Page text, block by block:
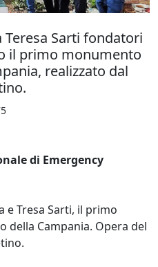
Teresa Sarti fondatori
il primo monumento
realizzato dal
di Emergency
e Tresa Sarti, il primo
Campania. Opera del